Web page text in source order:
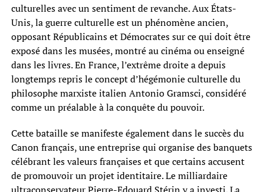
culturelles avec un sentiment de revanche. Aux États-
Unis, la guerre culturelle est un phénomène ancien,
opposant Républicains et Démocrates sur ce qui doit être
exposé dans les musées, montré au cinéma ou enseigné
dans les livres. En France, l’extrême droite a depuis
longtemps repris le concept d’hégémonie culturelle du
philosophe marxiste italien Antonio Gramsci, considéré
comme un préalable à la conquête du pouvoir.
Cette bataille se manifeste également dans le succès du
Canon français, une entreprise qui organise des banquets
célébrant les valeurs françaises et que certains accusent
de promouvoir un projet identitaire. Le milliardaire